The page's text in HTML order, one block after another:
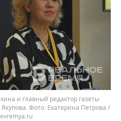
и главный редактор газеты
Екатерина Петрова /